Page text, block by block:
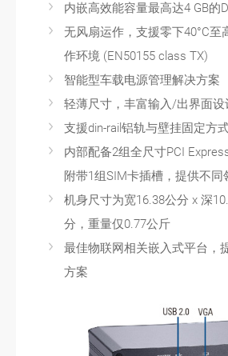
内嵌高效能容量最高达4 GB的
无风扇运作，支援零下40°C至
作环境 (EN50155 class TX)
智能型车载电源管理解决方案
轻薄尺寸，丰富输入/出界面设
支援din-rail铝轨与壁挂固定方
内部配备2组全尺寸PCI
附带1组SIM卡插槽，提供不同
机身尺寸为宽16.38公分 x 深
分，重量仅0.77公斤
最佳物联网相关嵌入式平台，
方案